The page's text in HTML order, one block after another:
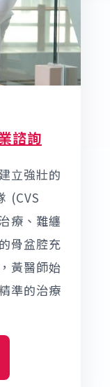
諮詢
立強壯的
(CVS
療、難纏
骨盆腔充
黃醫師始
準的治療